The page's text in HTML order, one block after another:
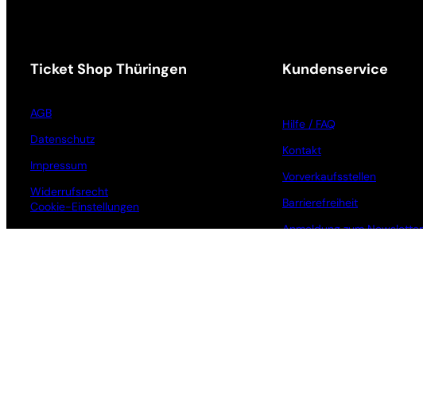
Ticket Shop Thüringen
AGB
Datenschutz
Impressum
Widerrufsrecht
Cookie-Einstellungen
Kundenservice
Hilfe / FAQ
Kontakt
Vorverkaufsstellen
Barrierefreiheit
Anmeldung zum Newsletter